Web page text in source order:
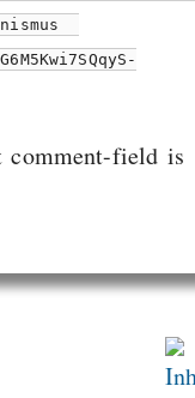
comment-field is